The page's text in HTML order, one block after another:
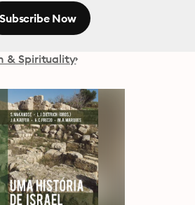
Subscribe Now
& Spirituality